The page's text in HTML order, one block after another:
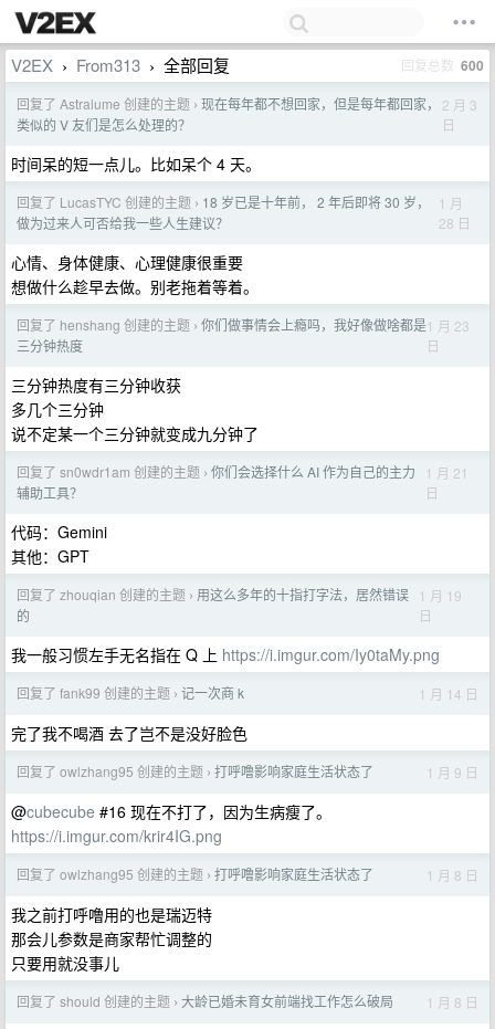
V2EX › From313 › 全部回复 回复总数 600
回复了 Astralume 创建的主题 › 现在每年都不想回家，但是每年都回家，
类似的 V 友们是怎么处理的？
2 月 3
日
时间呆的短一点儿。比如呆个 4 天。
回复了 LucasTYC 创建的主题 › 18 岁已是十年前， 2 年后即将 30 岁，
做为过来人可否给我一些人生建议？
1 月
28 日
心情、身体健康、心理健康很重要
想做什么趁早去做。别老拖着等着。
回复了 henshang 创建的主题 › 你们做事情会上瘾吗，我好像做啥都是
三分钟热度
1 月 23
日
三分钟热度有三分钟收获
多几个三分钟
说不定某一个三分钟就变成九分钟了
回复了 sn0wdr1am 创建的主题 › 你们会选择什么 AI 作为自己的主力
辅助工具？
1 月 21
日
代码：Gemini
其他：GPT
回复了 zhouqian 创建的主题 › 用这么多年的十指打字法，居然错误
的
1 月 19
日
我一般习惯左手无名指在 Q 上 https://i.imgur.com/Iy0taMy.png
回复了 fank99 创建的主题 › 记一次商 k 1 月 14 日
完了我不喝酒 去了岂不是没好脸色
回复了 owlzhang95 创建的主题 › 打呼噜影响家庭生活状态了 1 月 9 日
@cubecube #16 现在不打了，因为生病瘦了。
https://i.imgur.com/krir4IG.png
回复了 owlzhang95 创建的主题 › 打呼噜影响家庭生活状态了 1 月 8 日
我之前打呼噜用的也是瑞迈特
那会儿参数是商家帮忙调整的
只要用就没事儿
回复了 should 创建的主题 › 大龄已婚未育女前端找工作怎么破局 1 月 8 日